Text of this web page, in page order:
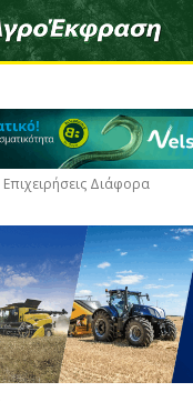
Επιχειρήσεις Διάφορα